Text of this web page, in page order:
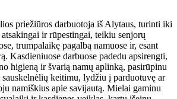
priežiūros darbuotoja iš Alytaus, turinti iki
ir rūpestingai, teikiu senjorų
trumpalaikę pagalbą namuose ir, esant
Kasdieniuose darbuose padedu apsirengti,
higieną ir švarią namų aplinką, pasirūpinu
keitimu, lydžiu į parduotuvę ar
namiškius apie savijautą. Mielai gaminu